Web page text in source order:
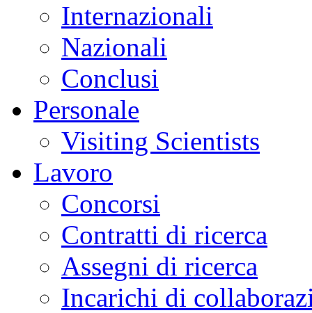
Internazionali
Nazionali
Conclusi
Personale
Visiting Scientists
Lavoro
Concorsi
Contratti di ricerca
Assegni di ricerca
Incarichi di